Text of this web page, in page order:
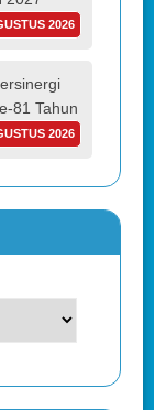
2026
81 Tahun
2026